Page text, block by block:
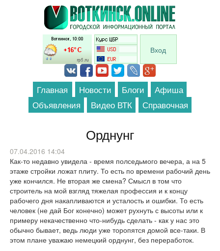
Перейти к основному содержанию
Вход
Главная Новости Блоги
Афиша
Объявления
Видео ВТК Справочная
Орднунг
07.04.2016 14:04
Как-то недавно увидела - время полседьмого вечера, а на 5
этаже стройки ложат плиту. То есть по времени рабочий день
уже кончился. Не вторая же смена? Смысл в том что
строитель на мой взгляд тяжелая профессия и к концу
рабочего дня накапливаются и усталость и ошибки. То есть
человек (не дай Бог конечно) может рухнуть с высоты или к
примеру некачественно что-нибудь сделать - как у нас это
обычно бывает, ведь люди уже торопятся домой все-таки. В
этом плане уважаю немецкий орднунг, без переработок.